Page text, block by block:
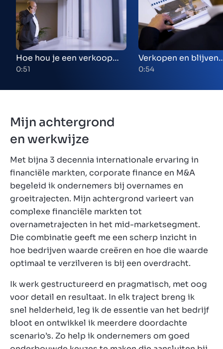
Hoe hou je een verkoop
vertrouwelijk?
0:51
Verkopen en blijven
meewerken: kan dat?
0:54
Mijn achtergrond
en werkwijze
Met bijna 3 decennia internationale ervaring in
financiële markten, corporate finance en M&A
begeleid ik ondernemers bij overnames en
groeitrajecten. Mijn achtergrond varieert van
complexe financiële markten tot
overnametrajecten in het mid-marketsegment.
Die combinatie geeft me een scherp inzicht in
hoe bedrijven waarde creëren en hoe die waarde
optimaal te verzilveren is bij een overdracht.
Ik werk gestructureerd en pragmatisch, met oog
voor detail en resultaat. In elk traject breng ik
snel helderheid, leg ik de essentie van het bedrijf
bloot en ontwikkel ik meerdere doordachte
scenario’s. Zo help ik ondernemers om goed